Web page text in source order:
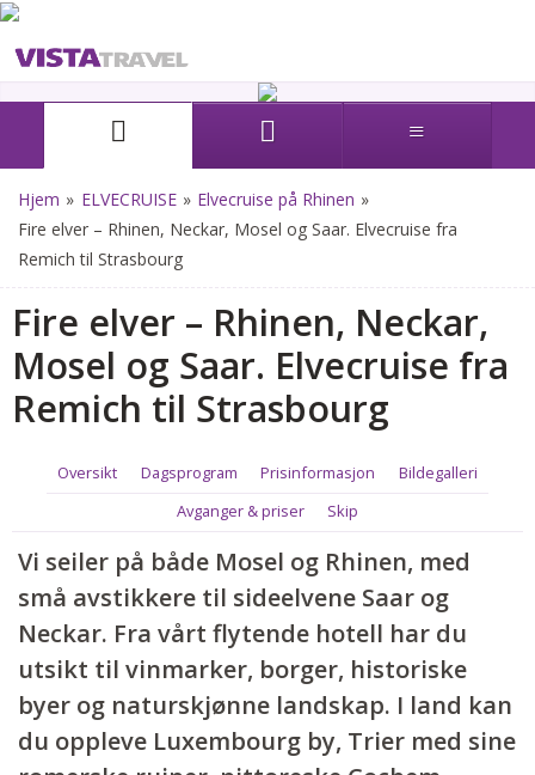
Hjem » ELVECRUISE » Elvecruise på Rhinen »
Fire elver – Rhinen, Neckar, Mosel og Saar. Elvecruise fra
Remich til Strasbourg
Fire elver – Rhinen, Neckar,
Mosel og Saar. Elvecruise fra
Remich til Strasbourg
Oversikt Dagsprogram Prisinformasjon
Bildegalleri
Avganger & priser
Skip
Vi seiler på både Mosel og Rhinen, med
små avstikkere til sideelvene Saar og
Neckar. Fra vårt flytende hotell har du
utsikt til vinmarker, borger, historiske
byer og naturskjønne landskap. I land kan
du oppleve Luxembourg by, Trier med sine